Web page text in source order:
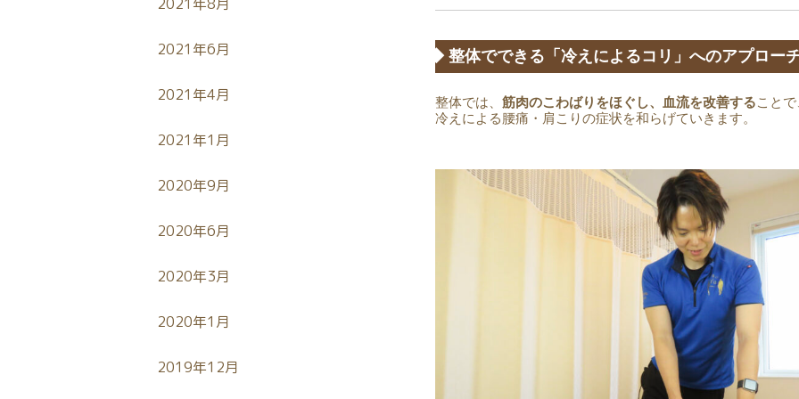
◆ 整体でできる「冷えによるコリ」へのアプロー
整体では、 筋肉のこわばりをほぐし、血流を改善すること
冷えによる腰痛・肩こりの症状を和らげていきます。
2021年6月
2021年4月
2021年1月
2020年9月
2020年6月
2020年3月
2020年1月
2019年12月